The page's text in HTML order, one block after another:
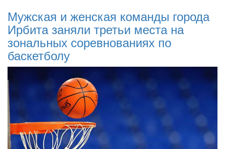
Мужская и женская команды города
Ирбита заняли третьи места на
зональных соревнованиях по
баскетболу